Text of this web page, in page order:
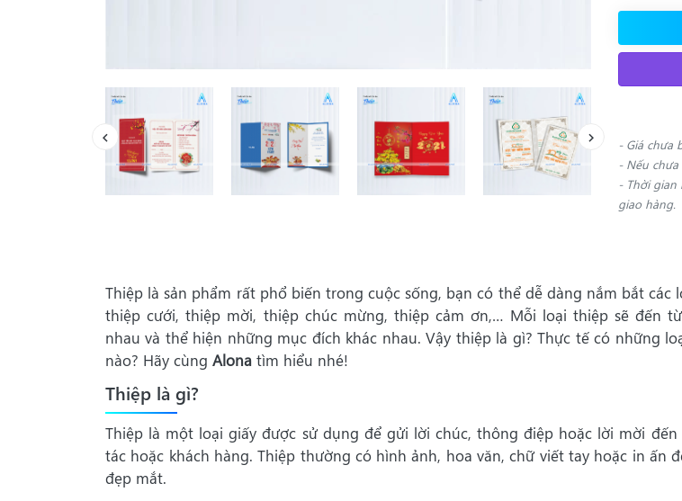
- Giá chưa
- Nếu
- Thời
giao hàng.
Thiệp là sản phẩm rất phổ biến trong cuộc sống, bạn có thể dễ dàng nắm bắt các
thiệp cưới, thiệp mời, thiệp chúc mừng, thiệp cảm ơn,… Mỗi loại thiệp sẽ đến
nhau và thể hiện những mục đích khác nhau. Vậy thiệp là gì? Thực tế có những
nào? Hãy cùng Alona tìm hiểu nhé!
Thiệp là gì?
Thiệp là một loại giấy được sử dụng để gửi lời chúc, thông điệp hoặc lời mời
tác hoặc khách hàng. Thiệp thường có hình ảnh, hoa văn, chữ viết tay hoặc in ấn
đẹp mắt.